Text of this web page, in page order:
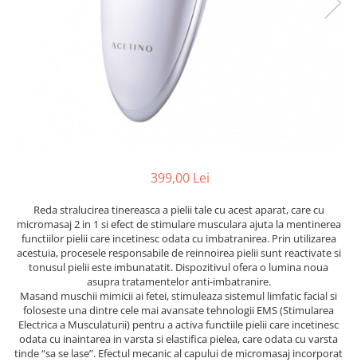
399,00 Lei
Reda stralucirea tinereasca a pielii tale cu acest aparat, care cu
micromasaj 2 in 1 si efect de stimulare musculara ajuta la mentinerea
functiilor pielii care incetinesc odata cu imbatranirea. Prin utilizarea
acestuia, procesele responsabile de reinnoirea pielii sunt reactivate si
tonusul pielii este imbunatatit. Dispozitivul ofera o lumina noua
asupra tratamentelor anti-imbatranire.
Masand muschii mimicii ai fetei, stimuleaza sistemul limfatic facial si
foloseste una dintre cele mai avansate tehnologii EMS (Stimularea
Electrica a Musculaturii) pentru a activa functiile pielii care incetinesc
odata cu inaintarea in varsta si elastifica pielea, care odata cu varsta
tinde “sa se lase”. Efectul mecanic al capului de micromasaj incorporat